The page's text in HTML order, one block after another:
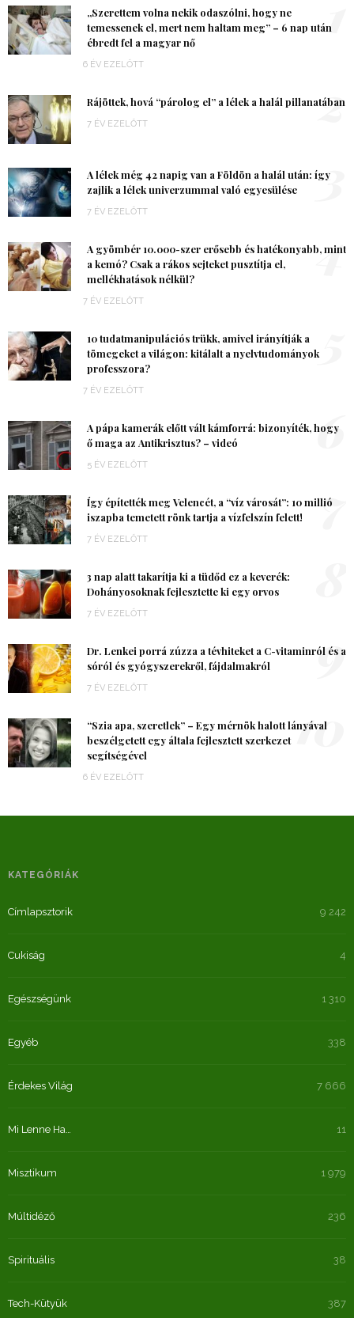
„Szerettem volna nekik odaszólni, hogy ne
temessenek el, mert nem haltam meg” – 6 nap után
ébredt fel a magyar nő
6 ÉV EZELŐTT
1
Rájöttek, hová “párolog el” a lélek a halál pillanatában
7 ÉV EZELŐTT 2
A lélek még 42 napig van a Földön a halál után: így
zajlik a lélek univerzummal való egyesülése
7 ÉV EZELŐTT
3
A gyömbér 10.000-szer erősebb és hatékonyabb, mint
a kemó? Csak a rákos sejteket pusztítja el,
mellékhatások nélkül?
7 ÉV EZELŐTT
4
10 tudatmanipulációs trükk, amivel irányítják a
tömegeket a világon: kitálalt a nyelvtudományok
professzora?
7 ÉV EZELŐTT
A pápa kamerák előtt vált kámforrá: bizonyíték, hogy
ő maga az Antikrisztus? – videó
5 ÉV EZELŐTT
6
Így építették meg Velencét, a “víz városát”: 10 millió
iszapba temetett rönk tartja a vízfelszín felett!
7 ÉV EZELŐTT
7
3 nap alatt takarítja ki a tüdőd ez a keverék:
Dohányosoknak fejlesztette ki egy orvos
7 ÉV EZELŐTT
Dr. Lenkei porrá zúzza a tévhiteket a C-vitaminról és a
sóról és gyógyszerekről, fájdalmakról
7 ÉV EZELŐTT
9
“Szia apa, szeretlek” – Egy mérnök halott lányával
beszélgetett egy általa fejlesztett szerkezet
segítségével
6 ÉV EZELŐTT
10
KATEGÓRIÁK
Címlapsztorik 9 242
Cukiság 4
Egészségünk 1 310
Egyéb 338
Érdekes Világ 7 666
Mi Lenne Ha… 11
Misztikum 1 979
Múltidéző 236
Spirituális 38
Tech-Kütyük 387